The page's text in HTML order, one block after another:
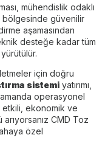
mühendislik odaklı
bölgesinde güvenilir
aşamasından
desteğe kadar tüm
için doğru
sistemi yatırımı,
operasyonel
etkili, ekonomik ve
arıyorsanız CMD Toz
özel